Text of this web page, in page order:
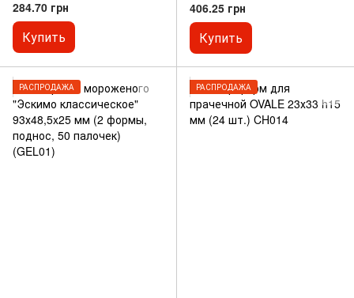
284.70 грн
Купить
406.25 грн
Купить
РАСПРОДАЖА РАСПРОДАЖА